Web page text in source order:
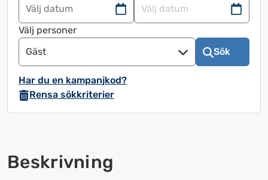
Navigera
framåt
för
att
kalendern
och
välja
Tryck
på
Navigera
välja
Välj personer
Gäst
Sök
Har du en kampanjkod?
Rensa sökkriterier
Beskrivning